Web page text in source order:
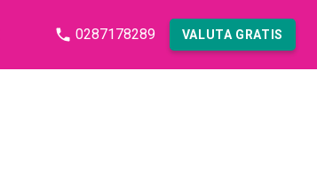
0287178289 VALUTA GRATIS